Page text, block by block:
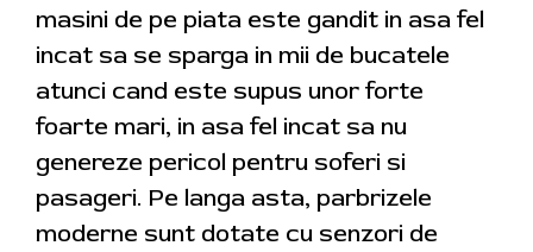
masini de pe piata este gandit in asa fel
incat sa se sparga in mii de bucatele
atunci cand este supus unor forte
foarte mari, in asa fel incat sa nu
genereze pericol pentru soferi si
pasageri. Pe langa asta, parbrizele
moderne sunt dotate cu senzori de